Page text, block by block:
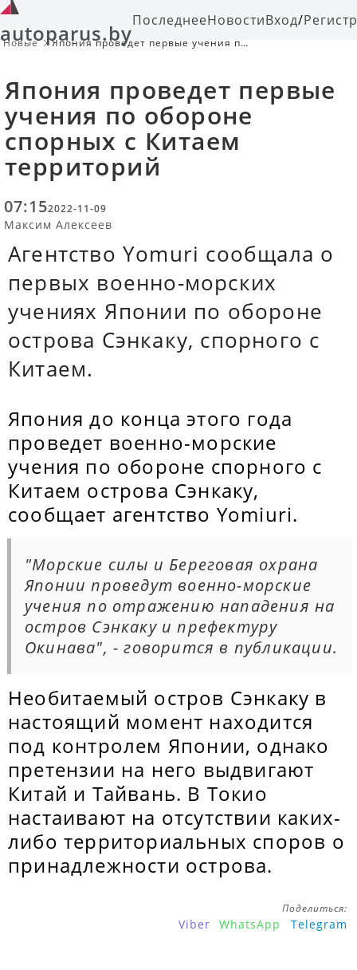
autoparus.byПоследнееНовостиВход/
Новые
Япония проведет первые учения по
Япония проведет первые
учения по обороне
спорных с Китаем
территорий
07:152022-11-09
Максим Алексеев
Агентство Yomuri сообщала о
первых военно-морских
учениях Японии по обороне
острова Сэнкаку, спорного с
Китаем.
Япония до конца этого года
проведет военно-морские
учения по обороне спорного с
Китаем острова Сэнкаку,
сообщает агентство Yomiuri.
"Морские силы и Береговая охрана
Японии проведут военно-морские
учения по отражению нападения на
остров Сэнкаку и префектуру
Окинава", - говорится в публикации.
Необитаемый остров Сэнкаку в
настоящий момент находится
под контролем Японии, однако
претензии на него выдвигают
Китай и Тайвань. В Токио
настаивают на отсутствии каких-
либо территориальных споров о
принадлежности острова.
Поделиться:
Viber WhatsApp Telegram